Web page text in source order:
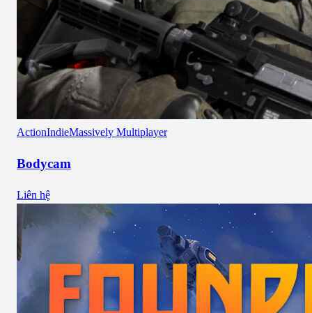
ActionIndieMassively Multiplayer
Bodycam
Liên hệ